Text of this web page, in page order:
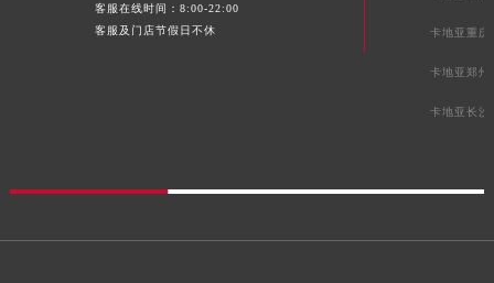
客服在线时间：8:00-22:00
客服及门店节假日不休
卡地亚重庆
卡地亚郑州
卡地亚长沙